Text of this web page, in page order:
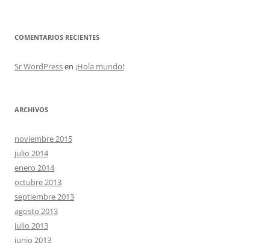
COMENTARIOS RECIENTES
Sr WordPressen ¡Hola mundo!
ARCHIVOS
noviembre 2015
julio 2014
enero 2014
octubre 2013
septiembre 2013
agosto 2013
julio 2013
junio 2013